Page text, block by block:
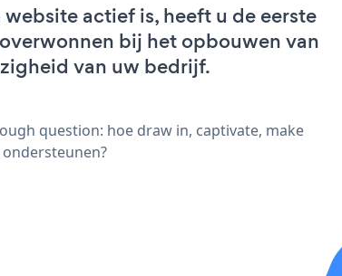
actief is, heeft u de eerste
bij het opbouwen van
van uw bedrijf.
question: hoe draw in, captivate, make